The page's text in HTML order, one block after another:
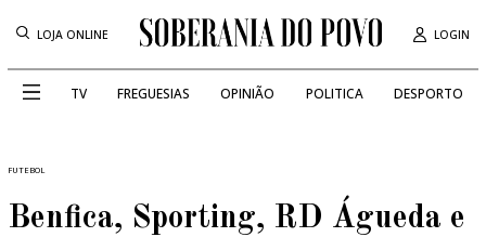
LOJA ONLINE LOGIN
TV FREGUESIAS OPINIÃO POLITICA DESPORTO
FUTEBOL
Benfica, Sporting, RD Águeda e